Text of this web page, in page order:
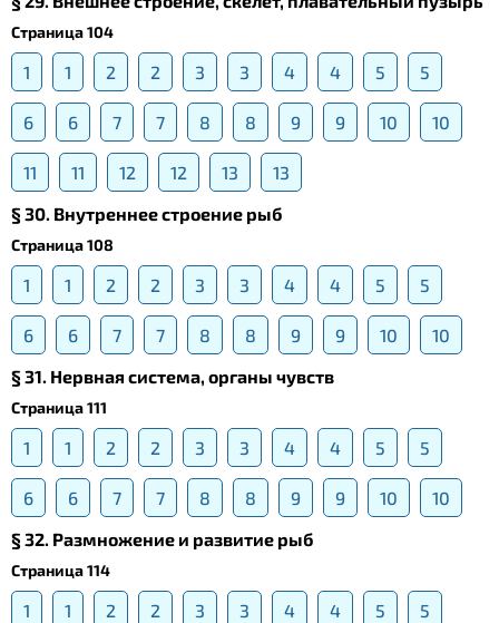
Страница 104
1 1 2 2 3 3 4 4 5 5
6 6 7 7 8 8 9 9 10 10
11 11 12 12 13
13
§ 30. Внутреннее строение рыб
Страница 108
1 1 2 2 3 3 4 4 5 5
6 6 7 7 8 8 9 9 10
10
§ 31. Нервная система, органы чувств
Страница 111
1 1 2 2 3 3 4 4 5 5
6 6 7 7 8 8 9 9 10
10
§ 32. Размножение и развитие рыб
Страница 114
1 1 2 2 3 3 4 4 5 5